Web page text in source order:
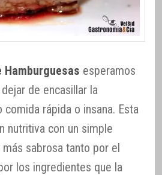
Hamburguesas esperamos
de encasillar la
comida rápida o insana. Esta
nutritiva con un simple
sabrosa tanto por el
los ingredientes que la